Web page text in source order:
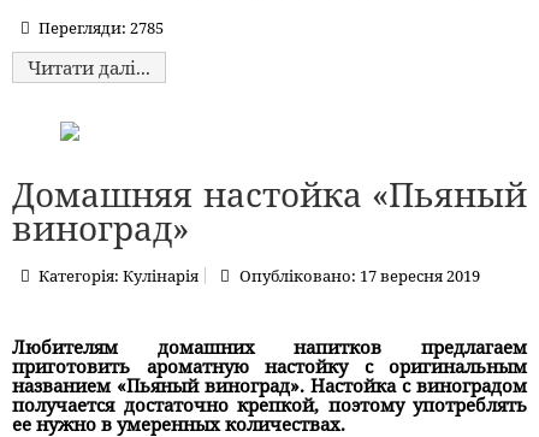
Перегляди: 2785
Читати далі...
Домашняя настойка «Пьяный
виноград»
Категорія:Кулінарія Опубліковано: 17 вересня 2019
Любителям домашних напитков предлагаем
приготовить ароматную настойку с оригинальным
названием «Пьяный виноград». Настойка с виноградом
получается достаточно крепкой, поэтому употреблять
ее нужно в умеренных количествах.